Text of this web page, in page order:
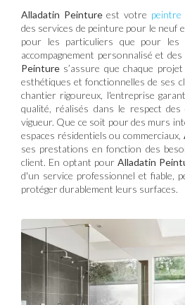
Alladatin Peintureest votre peintre
des services de peinture pour le neuf
pour les particuliers que pour les
accompagnement personnalisé et des
Peinture s’assure que chaque
esthétiques et fonctionnelles de ses
chantier rigoureux, l'entreprise
qualité, réalisés dans le respect
vigueur. Que ce soit pour des murs
espaces résidentiels ou commerciaux,
ses prestations en fonction des
client. En optant pourAlladatin
d'un service professionnel et fiable,
protéger durablement leurs surfaces.